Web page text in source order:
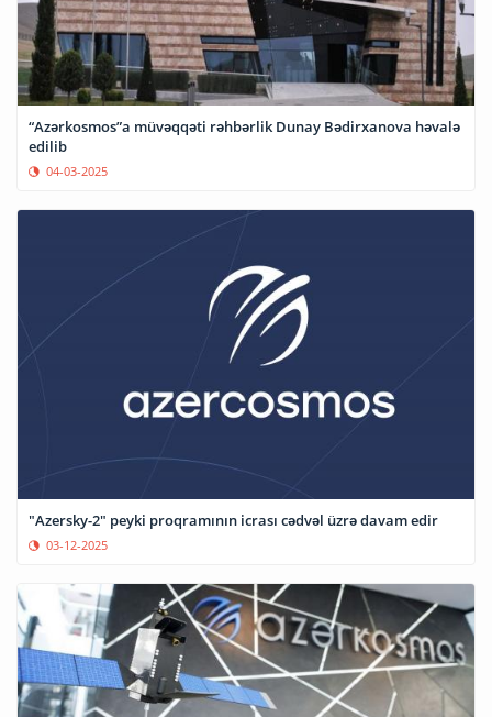
“Azərkosmos”a müvəqqəti rəhbərlik Dunay Bədirxanova həvalə
edilib
04-03-2025
"Azersky-2" peyki proqramının icrası cədvəl üzrə davam edir
03-12-2025